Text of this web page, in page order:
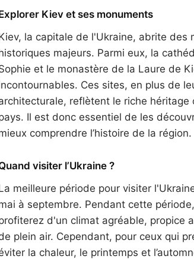
Kiev et ses monuments
la capitale de l'Ukraine, abrite des
majeurs. Parmi eux, la
et le monastère de la Laure de
Ces sites, en plus de
reflètent le riche héritage
Il est donc essentiel de les
comprendre l’histoire de la région.
visiter l’Ukraine ?
meilleure période pour visiter
à septembre. Pendant cette
d'un climat agréable, propice
plein air. Cependant, pour ceux qui
la chaleur, le printemps et